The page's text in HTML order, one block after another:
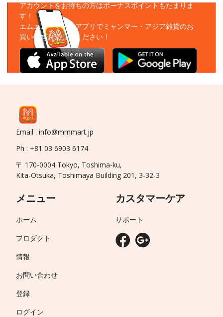
アカウントをお持ちの方はボーナスポイントもたまりま
す！
エムエムーマートアプリでミャンマー・アジア雑貨のお
買い物をお楽しみください！
Email : info@mmmart.jp
Ph : +81 03 6903 6174
〒 170-0004 Tokyo, Toshima-ku,
Kita-Otsuka, Toshimaya Building 201, 3-32-3
メニュー
ホーム
プロダクト
情報
お問い合わせ
登録
ログイン
カスタマーケア
サポート